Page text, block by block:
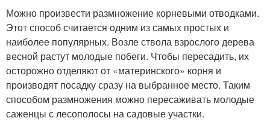
Можно произвести размножение корневыми отводками.
Этот способ считается одним из самых простых и
наиболее популярных. Возле ствола взрослого дерева
весной растут молодые побеги. Чтобы пересадить, их
осторожно отделяют от «материнского» корня и
производят посадку сразу на выбранное место. Таким
способом размножения можно пересаживать молодые
саженцы с лесополосы на садовые участки.